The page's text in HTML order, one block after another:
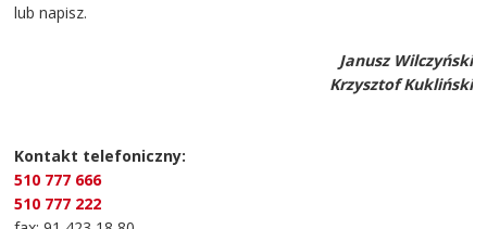
lub napisz.
Janusz Wilczyński
Krzysztof Kukliński
Kontakt telefoniczny:
510 777 666
510 777 222